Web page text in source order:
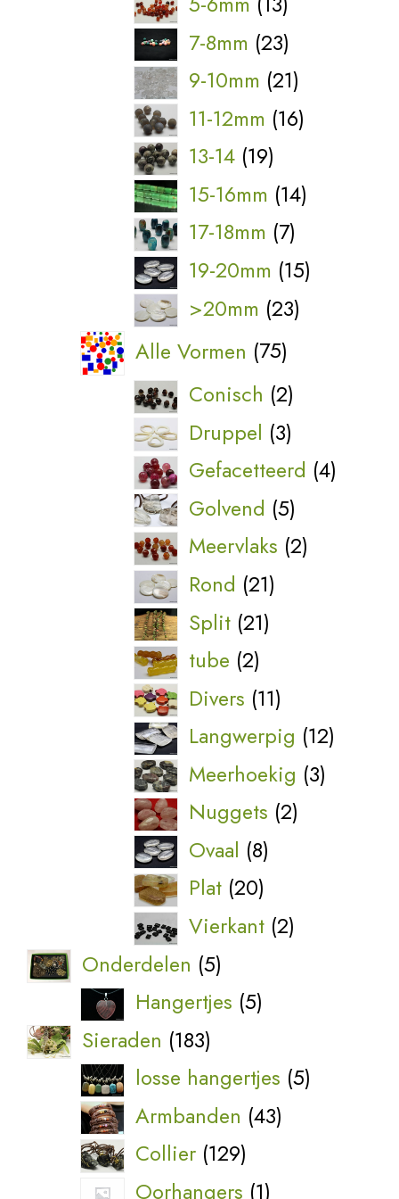
producten
7-8mm 2323
producten
9-10mm 2121
producten
11-12mm 1616
13-14 1919
producten
15-16mm 1414
17-18mm 77
producten
19-20mm 1515
>20mm 2323
Alle Vormen 7575
Conisch 22
producten
Druppel 33
producten
Gefacetteerd 44
Golvend 55
producten
Meervlaks 22
Rond 2121
producten
Split 2121
tube 22
producten
Divers 1111
producten
Langwerpig 1212
Meerhoekig 33
Nuggets 22
Ovaal 88
producten
Plat 2020
producten
Vierkant 22
Onderdelen 55
producten
Hangertjes 55
Sieraden 183183
producten
losse hangertjes 55
Armbanden 4343
Collier 129129
producten
Oorhangers 11